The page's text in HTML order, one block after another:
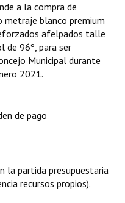
a la compra de
blanco premium
afelpados talle
96º, para ser
Municipal durante
2021.
de pago
la partida presupuestaria
recursos propios).